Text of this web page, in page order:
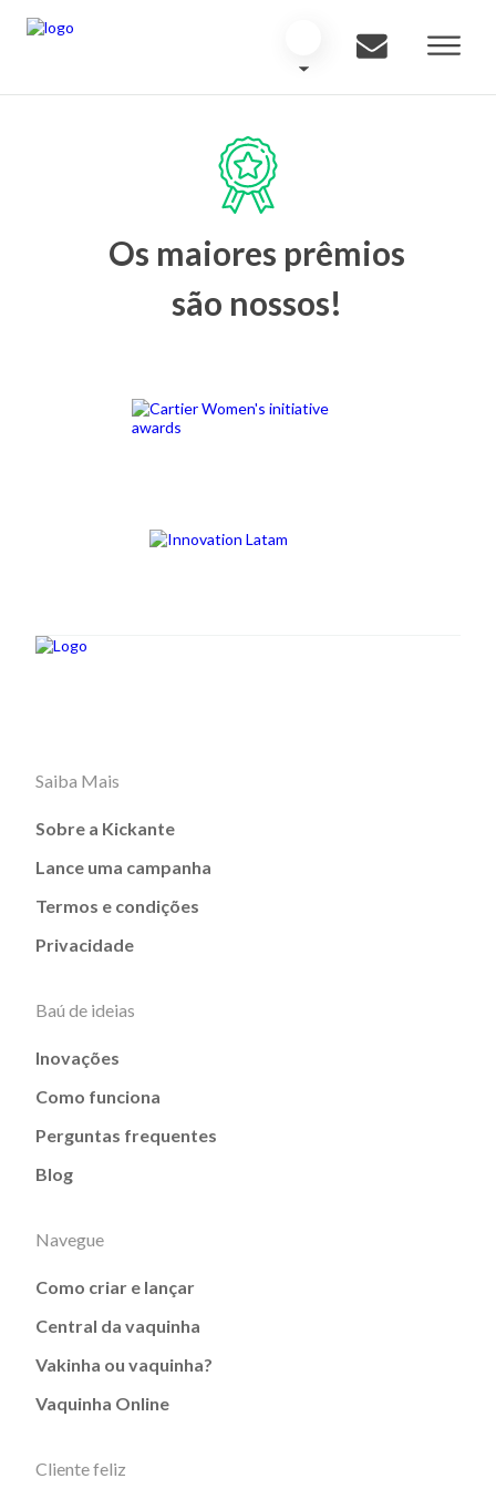
Os maiores prêmios
são nossos!
Saiba Mais
Sobre a Kickante
Lance uma campanha
Termos e condições
Privacidade
Baú de ideias
Inovações
Como funciona
Perguntas frequentes
Blog
Navegue
Como criar e lançar
Central da vaquinha
Vakinha ou vaquinha?
Vaquinha Online
Cliente feliz